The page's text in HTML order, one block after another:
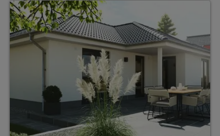
Bungalows